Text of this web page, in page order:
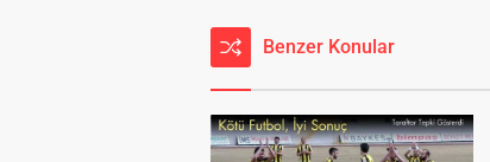
Benzer Konular